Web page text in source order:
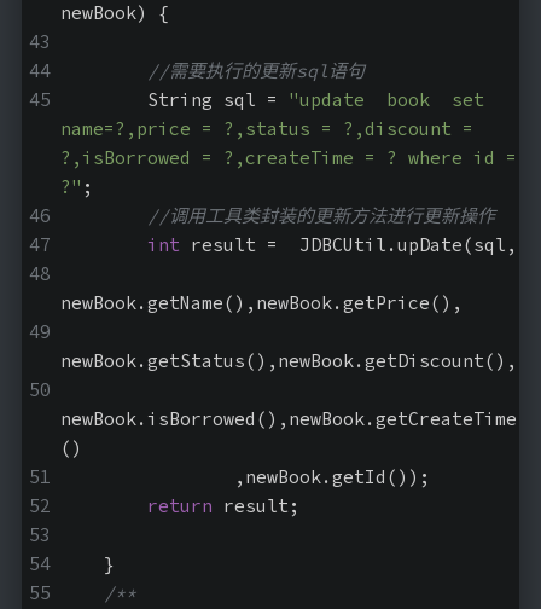
newBook)
{
//需要执行的更新sql语句
        String sql =
"update  book  set
name=?,price = ?,status = ?,discount =
?,isBorrowed = ?,createTime = ? where id =
?" ;
//调用工具类封装的更新方法进行更新操作
int result =  JDBCUtil.upDate(sql,
newBook.getName(),newBook.getPrice(),
newBook.getStatus(),newBook.getDiscount(),
newBook.isBorrowed(),newBook.getCreateTime
()
                ,newBook.getId());
return result;
    }
/**